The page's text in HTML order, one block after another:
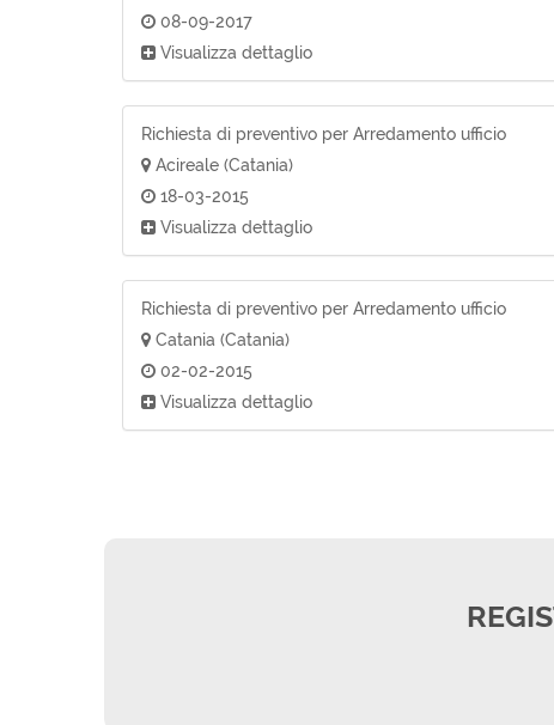
08-09-2017
Visualizza dettaglio
Richiesta di preventivo per Arredamento ufficio
Acireale (Catania)
18-03-2015
Visualizza dettaglio
Richiesta di preventivo per Arredamento ufficio
Catania (Catania)
02-02-2015
Visualizza dettaglio